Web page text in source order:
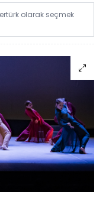
olarak seçmek